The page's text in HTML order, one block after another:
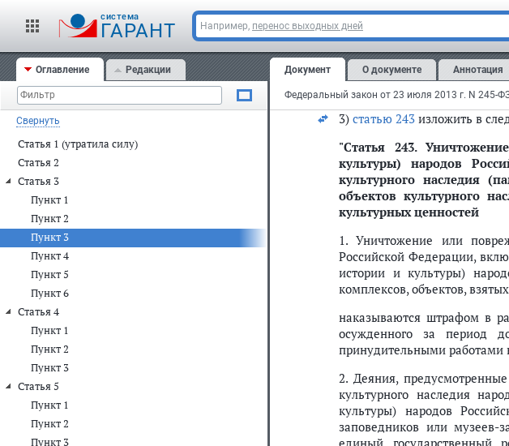
cистема
ГАРАНТ Например, перенос выходных дней
Оглавление Редакции
Свернуть
Статья 1 (утратила силу)
Статья 2
Статья 3
Пункт 1
Пункт 2
Пункт 3
Пункт 4
Пункт 5
Пункт 6
Статья 4
Пункт 1
Пункт 2
Пункт 3
Статья 5
Пункт 1
Пункт 2
Пункт 3
Документ О документе Аннотация
превышающая один миллион
б) дополнитьпунктом 4
"4. Крупным размером
рублей.";
3) статью 243 изложить в
"Статья 243.
культуры) народов
культурного наследия
объектов культурного
культурных ценностей
1. Уничтожение или
Российской Федерации,
истории и культуры)
комплексов, объектов,
наказываются штрафом в
осужденного за период
принудительными работами
2. Деяния,
культурного наследия
культуры) народов
заповедников или музеев-
единый государственный